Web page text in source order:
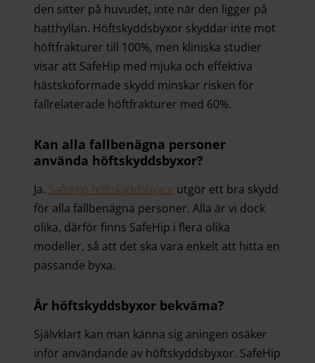
den sitter på huvudet, inte när den ligger på
hatthyllan. Höftskyddsbyxor skyddar inte mot
höftfrakturer till 100%, men kliniska studier
visar att SafeHip med mjuka och effektiva
hästskoformade skydd minskar risken för
fallrelaterade höftfrakturer med 60%.
Kan alla fallbenägna personer
använda höftskyddsbyxor?
Ja. SafeHip höftskyddsbyxor utgör ett bra skydd
för alla fallbenägna personer. Alla är vi dock
olika, därför finns SafeHip i flera olika
modeller, så att det ska vara enkelt att hitta en
passande byxa.
Är höftskyddsbyxor bekväma?
Självklart kan man känna sig aningen osäker
inför användande av höftskyddsbyxor. SafeHip